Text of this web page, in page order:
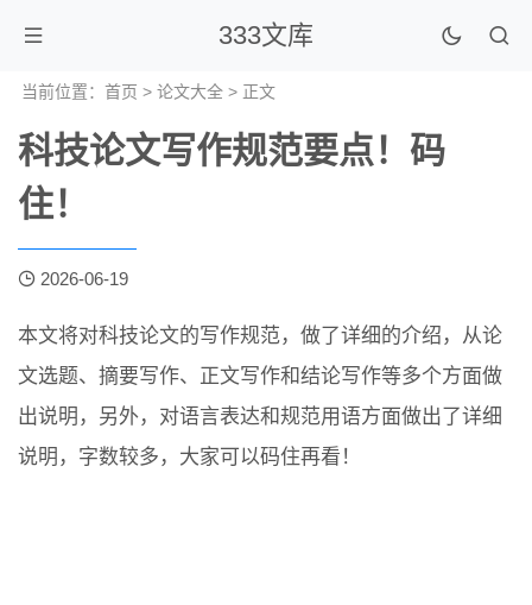
333文库
当前位置： 首页 > 论文大全 > 正文
科技论文写作规范要点！码
住！
2026-06-19
本文将对科技论文的写作规范，做了详细的介绍，从论
文选题、摘要写作、正文写作和结论写作等多个方面做
出说明，另外，对语言表达和规范用语方面做出了详细
说明，字数较多，大家可以码住再看！